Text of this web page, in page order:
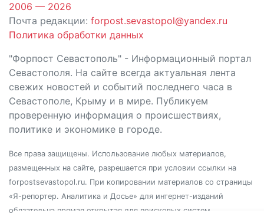
2006 — 2026
Почта редакции: forpost.sevastopol@yandex.ru
Политика обработки данных
"Форпост Севастополь" - Информационный портал
Севастополя. На сайте всегда актуальная лента
свежих новостей и событий последнего часа в
Севастополе, Крыму и в мире. Публикуем
проверенную информация о происшествиях,
политике и экономике в городе.
Все права защищены. Использование любых материалов,
размещенных на сайте, разрешается при условии ссылки на
forpostsevastopol.ru. При копировании материалов со страницы
«Я-репортер. Аналитика и Досье» для интернет-изданий
обязательна прямая открытая для поисковых систем